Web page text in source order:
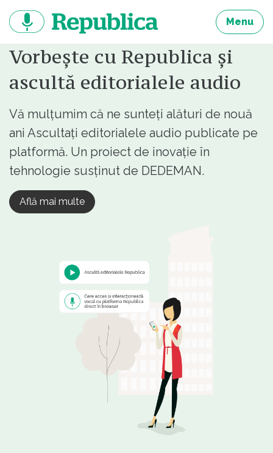
continut
Menu
Vorbește cu Republica și
ascultă editorialele audio
Vă mulțumim că ne sunteți alături de nouă
ani Ascultați editorialele audio publicate pe
platformă. Un proiect de inovație în
tehnologie susținut de DEDEMAN.
Află mai multe